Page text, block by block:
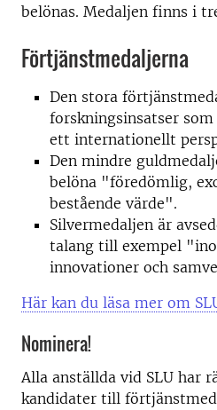
belönas. Medaljen finns i
Förtjänstmedaljerna
Den stora
forskningsinsatser
ett internationellt
Den mindre
belöna "föredömlig,
bestående värde".
Silvermedaljen är
talang till exempel
innovationer och
Här kan du läsa mer om
Nominera!
Alla anställda vid SLU har
kandidater till